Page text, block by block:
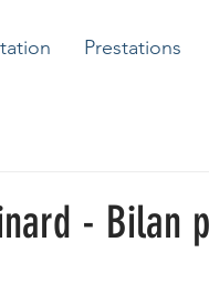
Prestations
- Bilan